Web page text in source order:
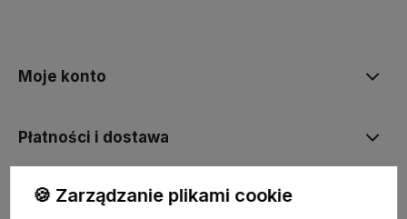
Moje konto
Płatności i dostawa
Informacje
🍪 Zarządzanie plikami cookie